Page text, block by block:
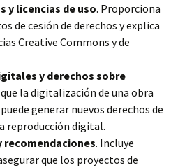
y licencias de uso. Proporciona
de cesión de derechos y explica
Creative Commons y de
y derechos sobre
la digitalización de una obra
generar nuevos derechos de
reproducción digital.
recomendaciones. Incluye
que los proyectos de